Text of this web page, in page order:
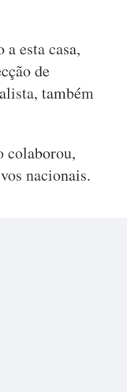
esta casa,
de
também
colaborou,
nacionais.